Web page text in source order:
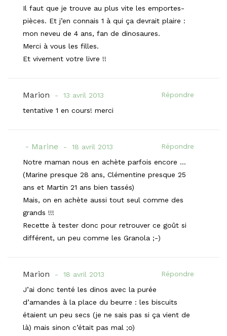
Il faut que je trouve au plus vite les emportes-
pièces. Et j’en connais 1 à qui ça devrait plaire :
mon neveu de 4 ans, fan de dinosaures.
Merci à vous les filles.
Et vivement votre livre !!
Marion 13 avril 2013
Répondre
tentative 1 en cours! merci
Marine 18 avril 2013
Répondre
Notre maman nous en achète parfois encore …
(Marine presque 28 ans, Clémentine presque 25
ans et Martin 21 ans bien tassés)
Mais, on en achète aussi tout seul comme des
grands !!!
Recette à tester donc pour retrouver ce goût si
différent, un peu comme les Granola ;-)
Marion 18 avril 2013
Répondre
J’ai donc tenté les dinos avec la purée
d’amandes à la place du beurre : les biscuits
étaient un peu secs (je ne sais pas si ça vient de
là) mais sinon c’était pas mal ;o)